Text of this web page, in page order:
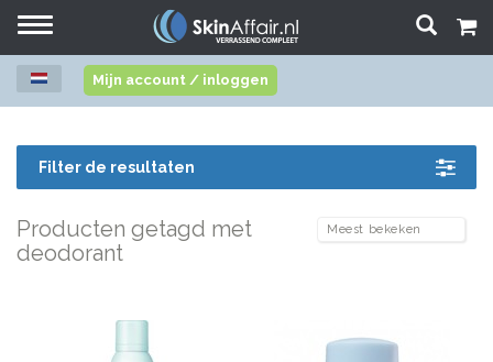
Toggle
Mijn account / inloggen
Filter de resultaten
Producten getagd met
deodorant